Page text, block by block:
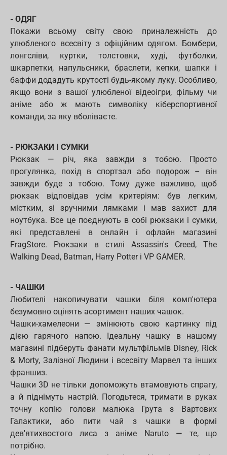
- ОДЯГ
Покажи всьому світу свою приналежність до
улюбленого всесвіту з офіційним одягом. Бомбери,
лонгсліви, куртки, толстовки, худі, футболки,
шкарпетки, напульсники, браслети, кепки, шапки і
баффи додадуть крутості будь-якому луку. Особливо,
якщо вони з вашої улюбленої відеоігри, фільму чи
аніме або ж мають символіку кіберспортивної
команди, за яку вболіваєте.
- РЮКЗАКИ І СУМКИ
Рюкзак — річ, яка завжди з тобою. Просто
прогулянка, похід в спортзал або подорож – він
завжди буде з тобою. Тому дуже важливо, щоб
рюкзак відповідав усім критеріям: був легким,
містким, зі зручними лямками і мав захист для
ноутбука. Все це поєднують в собі рюкзаки і сумки,
які представлені в онлайн і офлайн магазині
FragStore. Рюкзаки в стилі Assassin's Creed, The
Walking Dead, Batman, Harry Potter і VP GAMER.
- ЧАШКИ
Любителі накопичувати чашки біля комп'ютера
безумовно оцінять асортимент наших чашок.
Чашки-хамелеони — змінюють свою картинку під
дією гарячого напою. Ідеальну чашку в нашому
магазині підберуть фанати мультфільмів Disney, Rick
& Morty, Залізної Людини і всесвіту Марвел та інших
франшиз.
Чашки 3D не тільки допоможуть втамовують спрагу,
а й піднімуть настрій. Погодьтеся, тримати в руках
точну копію голови малюка Грута з Вартових
Галактики, або пити чай з чашки в формі
дев'ятихвостого лиса з аніме Naruto — те, що
потрібно.